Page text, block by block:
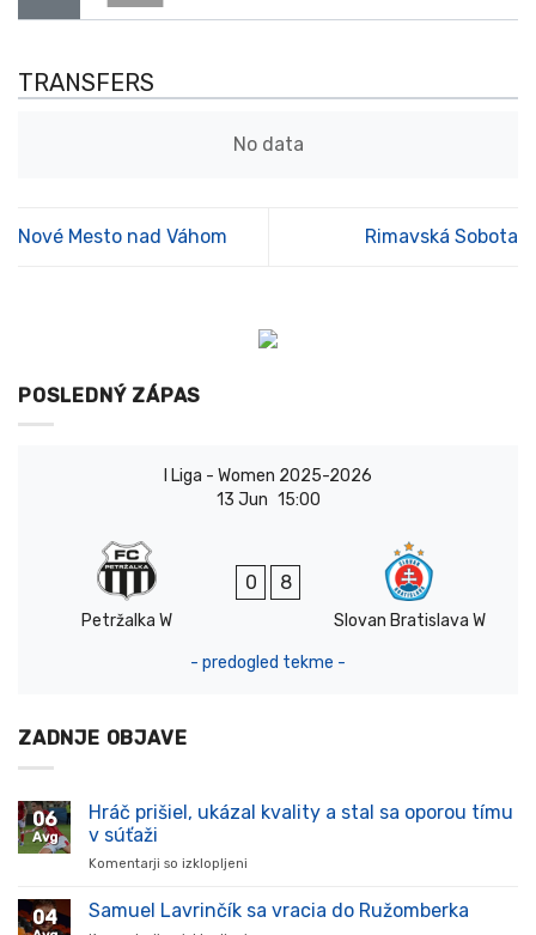
TRANSFERS
No data
Nové Mesto nad Váhom Rimavská Sobota
POSLEDNÝ ZÁPAS
I Liga - Women 2025-2026
13 Jun 15:00
Petržalka W
0 8
Slovan Bratislava W
- predogled tekme -
ZADNJE OBJAVE
06
Avg
Hráč prišiel, ukázal kvality a stal sa oporou tímu
v súťaži
Komentarji so izklopljeni
prišiel,
04 Samuel Lavrinčík sa vracia do Ružomberka